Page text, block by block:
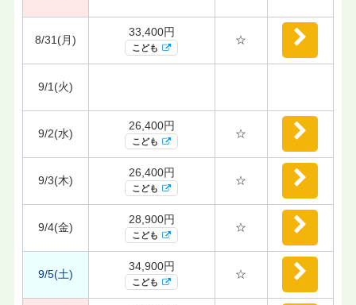
8/31(月)
33,400円
こども
☆
9/1(火)
9/2(水)
26,400円
こども
☆
9/3(木)
26,400円
こども
☆
9/4(金)
28,900円
こども
☆
9/5(土)
34,900円
こども
☆